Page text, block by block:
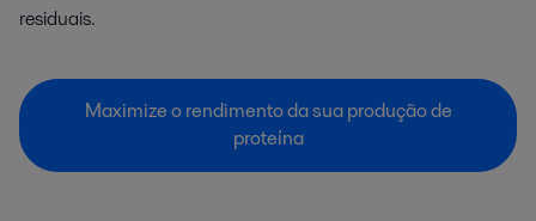
residuais.
Maximize o rendimento da sua produção de
proteína